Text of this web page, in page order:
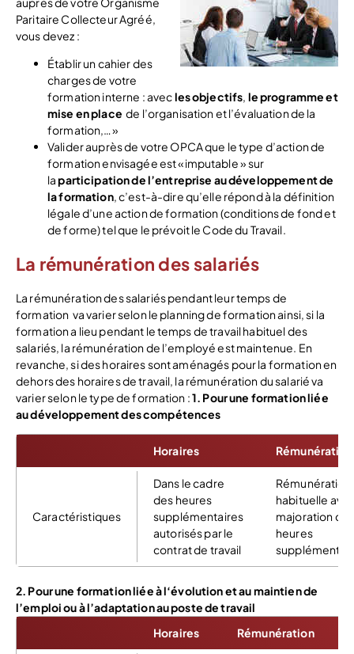
Paritaire Collecteur Agréé,
vous devez :
Établir un cahier des
charges de votre
formation interne : avecles objectifs, le programme et
mise en place de l’organisation et l’évaluation de la
formation,…»
Valider auprès de votre OPCA que le type d’action de
formation envisagée est «imputable » sur
laparticipation de l’entreprise au développement de
la formation, c’est-à-dire qu’elle répond à la définition
légale d’une action de formation (conditions de fond et
de forme) tel que le prévoit le Code du Travail.
La rémunération des salariés
La rémunération des salariés pendant leur temps de
formation va varier selon le planning de formation ainsi, si la
formation a lieu pendant le temps de travail habituel des
salariés, la rémunération de l’employé est maintenue. En
revanche, si des horaires sont aménagés pour la formation en
dehors des horaires de travail, la rémunération du salarié va
varier selon le type de formation :1. Pour une formation liée
au développement des compétences
Horaires Rémunération
Caractéristiques
Dans le cadre
des heures
supplémentaires
autorisés par le
contrat de travail
Rémunération
habituelle
majoration des
heures
2. Pour une formation liée à l‘évolution et au maintien de
l’emploi ou à l’adaptation au poste de travail
Horaires
Rémunération